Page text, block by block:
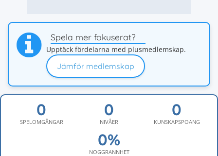
Spela mer fokuserat?
Upptäck fördelarna med plusmedlemskap.
Jämför medlemskap
SPELOMGÅNGAR NIVÅER KUNSKAPSPOÄNG
NOGGRANNHET